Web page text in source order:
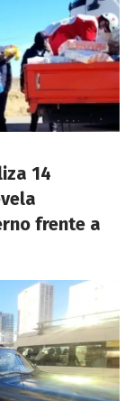
14
frente a